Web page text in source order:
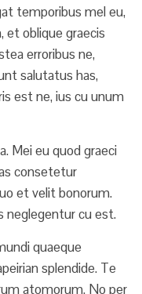
temporibus mel eu,
et oblique graecis
erroribus ne,
salutatus has,
est ne, ius cu unum
Mei eu quod graeci
consetetur
et velit bonorum.
neglegentur cu est.
quaeque
splendide. Te
atomorum. No per